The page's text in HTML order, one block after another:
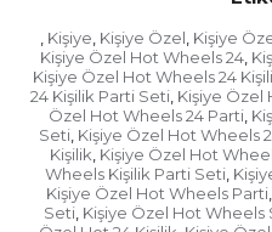
Kargonuzu Teslim
Gerekenler
- Ürünü teslim aldığınıza
fişte yer alan "ürünü
beyanını da kabul etmiş
ürünü teslim almadan
bakmaya çalışın. Kargo
kargo fişinin üzerine
, Kişiye, Kişiye Özel, Kişiye
Kişiye Özel Hot Wheels 24,
Kişiye Özel Hot Wheels 24
24 Kişilik Parti Seti, Kişiye Özel
Özel Hot Wheels 24 Parti,
Seti, Kişiye Özel Hot Wheels
Kişilik, Kişiye Özel Hot
Wheels Kişilik Parti Seti,
Kişiye Özel Hot Wheels Parti,
Seti, Kişiye Özel Hot Wheels